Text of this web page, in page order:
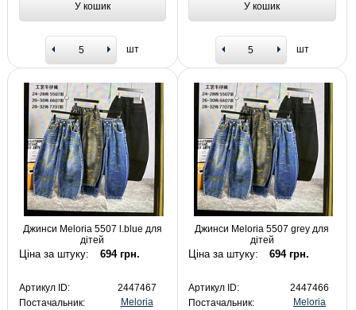
У кошик
шт
У кошик
шт
Джинси Meloria 5507 l.blue для
дітей
Ціна за штуку: 694 грн.
Артикул ID:
2447467
Постачальник:
Meloria
Джинси Meloria 5507 grey для
дітей
Ціна за штуку: 694 грн.
Артикул ID:
2447466
Постачальник:
Meloria